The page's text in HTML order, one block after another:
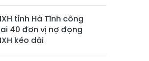
tỉnh Hà Tĩnh công
40 đơn vị nợ đọng
kéo dài